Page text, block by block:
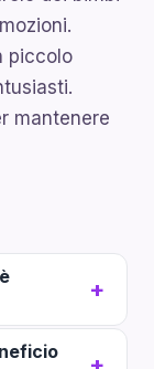
piccolo
mantenere